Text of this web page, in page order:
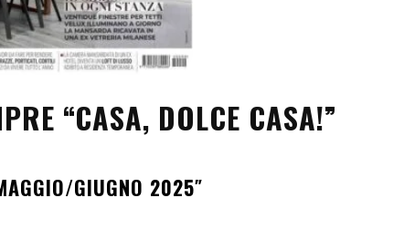
“CASA, DOLCE CASA!”
GIUGNO 2025″